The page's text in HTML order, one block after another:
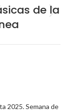
de la
2025. Semana de